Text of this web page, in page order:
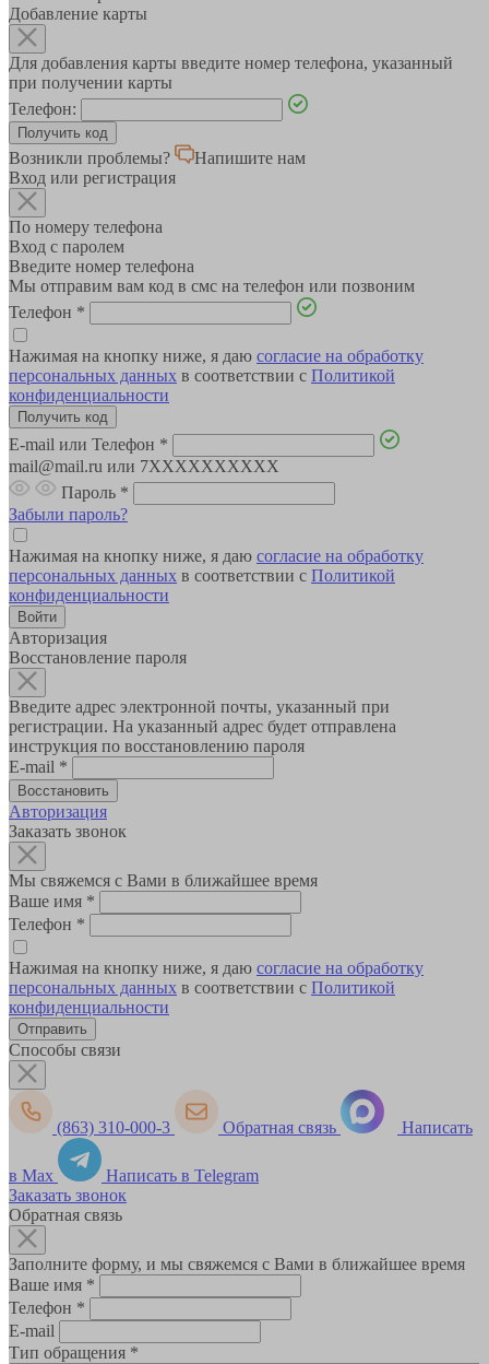
Добавление карты
Для добавления карты введите номер телефона, указанный
при получении карты
Телефон:
Возникли проблемы?
Напишите нам
Вход или регистрация
По номеру телефона
Вход с паролем
Введите номер телефона
Мы отправим вам код в смс на телефон или позвоним
Телефон *
Нажимая на кнопку ниже, я даю согласие на обработку
персональных данных в соответствии с Политикой
конфиденциальности
E-mail или Телефон *
mail@mail.ru или 7XXXXXXXXXX
Пароль *
Забыли пароль?
Нажимая на кнопку ниже, я даю согласие на обработку
персональных данных в соответствии с Политикой
конфиденциальности
Авторизация
Восстановление пароля
Введите адрес электронной почты, указанный при
регистрации. На указанный адрес будет отправлена
инструкция по восстановлению пароля
E-mail *
Авторизация
Заказать звонок
Мы свяжемся с Вами в ближайшее время
Ваше имя *
Телефон *
Нажимая на кнопку ниже, я даю согласие на обработку
персональных данных в соответствии с Политикой
конфиденциальности
Способы связи
(863) 310-000-3 Обратная связь Написать
в Max
Написать в Telegram
Заказать звонок
Обратная связь
Заполните форму, и мы свяжемся с Вами в ближайшее время
Ваше имя *
Телефон *
E-mail
Тип обращения *